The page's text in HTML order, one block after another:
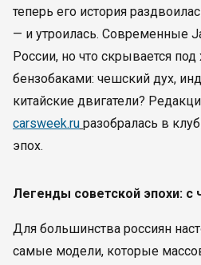
теперь его история
— и утроилась. Современные
России, но что скрывается
бензобаками: чешский дух,
китайские двигатели?
carsweek.ru разобралась в
эпох.
Легенды советской эпохи: с
Для большинства россиян
самые модели, которые